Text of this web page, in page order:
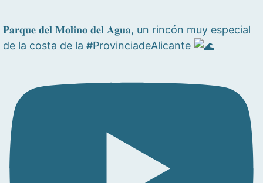
𝐏𝐚𝐫𝐪𝐮𝐞 𝐝𝐞𝐥 𝐌𝐨𝐥𝐢𝐧𝐨 𝐝𝐞𝐥 𝐀𝐠𝐮𝐚, un rincón muy especial
de la costa de la #ProvinciadeAlicante